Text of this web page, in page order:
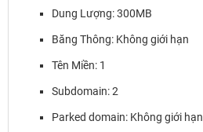
Dung Lượng: 300MB
Băng Thông: Không giới hạn
Tên Miền: 1
Subdomain: 2
Parked domain: Không giới hạn